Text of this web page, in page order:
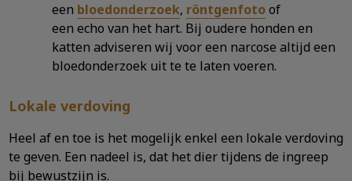
een bloedonderzoek, röntgenfotoof
een echo van het hart. Bij oudere honden en
katten adviseren wij voor een narcose altijd een
bloedonderzoek uit te te laten voeren.
Lokale verdoving
Heel af en toe is het mogelijk enkel een lokale verdoving
te geven. Een nadeel is, dat het dier tijdens de ingreep
bij bewustzijn is.